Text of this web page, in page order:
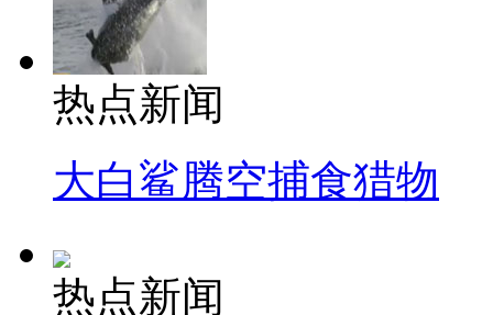
热点新闻
大白鲨腾空捕食猎物
热点新闻